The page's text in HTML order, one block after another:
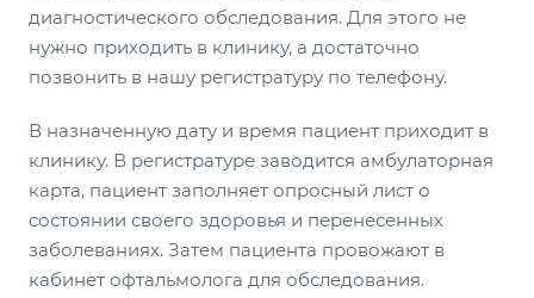
диагностического обследования. Для этого не
нужно приходить в клинику, а достаточно
позвонить в нашу регистратуру по телефону.
В назначенную дату и время пациент приходит в
клинику. В регистратуре заводится амбулаторная
карта, пациент заполняет опросный лист о
состоянии своего здоровья и перенесенных
заболеваниях. Затем пациента провожают в
кабинет офтальмолога для обследования.